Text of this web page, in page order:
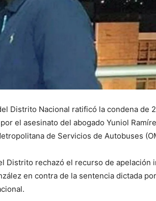
Distrito Nacional ratificó la condena de
el asesinato del abogado Yuniol
de Servicios de Autobuses
Distrito rechazó el recurso de apelación
en contra de la sentencia dictada